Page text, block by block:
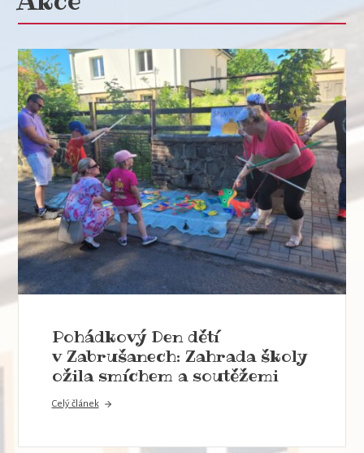
Pohádkový Den dětí
v Zabrušanech: Zahrada školy
ožila smíchem a soutěžemi
Celý článek